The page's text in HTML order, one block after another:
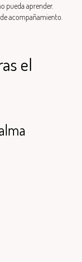
pueda aprender.
acompañamiento.
el